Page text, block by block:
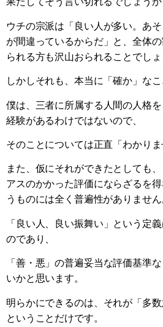
ウチの宗派は「良い人が多い。あ
が間違っているからだ」と、全体
られる方も沢山おられることでしょ
しかしそれも、本当に「確か」な
僕は、三者に所属する人間の人格
経験があるわけではないので、
そのことについては正直「わかりま
また、仮にそれができたとしても
アスのかかった評価にならざるを
うものには全く普遍性がありません
「良い人、良い振舞い」という定
のであり、
「善・悪」の普遍妥当な評価基準
いかと思います。
明らかにできるのは、それが「多
ということだけです。